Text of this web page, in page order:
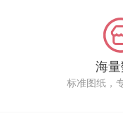
海
标准图纸，